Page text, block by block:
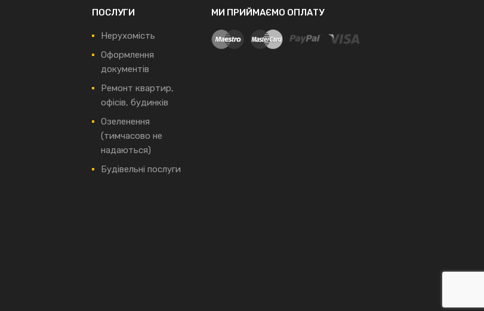
ПОСЛУГИ
Нерухомість
Оформлення
документів
Ремонт квартир,
офісів, будинків
Озеленення
(тимчасово не
надаються)
Будівельні послуги
МИ ПРИЙМАЄМО ОПЛАТУ